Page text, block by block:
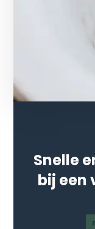
Snelle
bij een